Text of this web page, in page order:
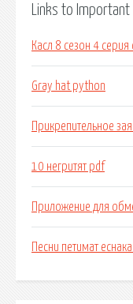
Links to
Касл 8 сезон 4 серия
Gray hat python
Прикрепительное
10 негритят pdf
Приложение для
Песни петимат